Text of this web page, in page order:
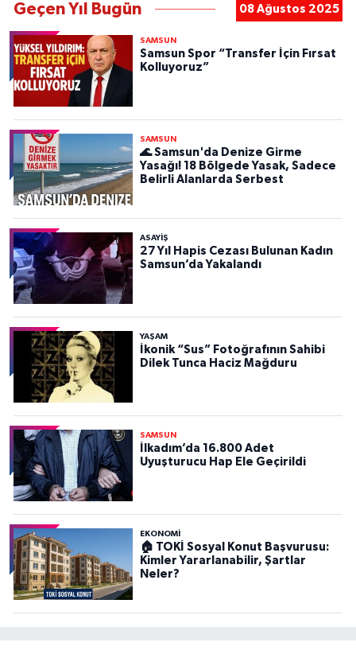
Geçen Yıl Bugün 08 Ağustos 2025
SAMSUN
Samsun Spor “Transfer İçin Fırsat
Kolluyoruz”
SAMSUN
🌊 Samsun'da Denize Girme
Yasağı! 18 Bölgede Yasak, Sadece
Belirli Alanlarda Serbest
ASAYIŞ
27 Yıl Hapis Cezası Bulunan Kadın
Samsun’da Yakalandı
YAŞAM
İkonik “Sus” Fotoğrafının Sahibi
Dilek Tunca Haciz Mağduru
SAMSUN
İlkadım’da 16.800 Adet
Uyuşturucu Hap Ele Geçirildi
EKONOMİ
🏠 TOKİ Sosyal Konut Başvurusu:
Kimler Yararlanabilir, Şartlar
Neler?